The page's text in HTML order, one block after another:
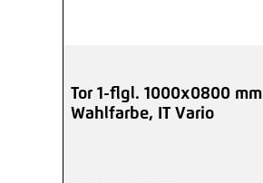
Tor 1-flgl. 1000x0800 mm
Wahlfarbe, IT Vario